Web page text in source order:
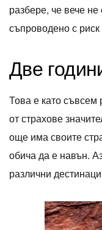
разбере, че вече
съпроводено с риск
Две
Това е като съвсем
от страхове
още има своите
обича да е навън.
различни